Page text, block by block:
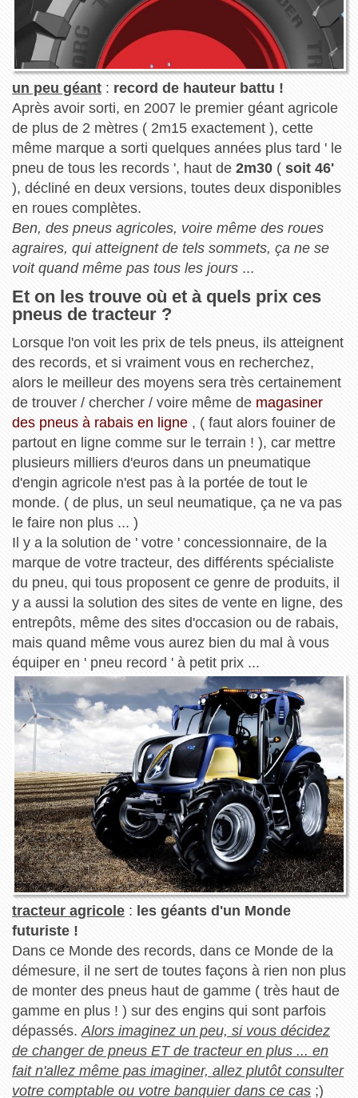
un peu géant: record de hauteur battu !
Après avoir sorti, en 2007 le premier géant agricole
de plus de 2 mètres ( 2m15 exactement ), cette
même marque a sorti quelques années plus tard ' le
pneu de tous les records ', haut de 2m30( soit 46'
), décliné en deux versions, toutes deux disponibles
en roues complètes.
Ben, des pneus agricoles, voire même des roues
agraires, qui atteignent de tels sommets, ça ne se
voit quand même pas tous les jours...
Et on les trouve où et à quels prix ces
pneus de tracteur ?
Lorsque l'on voit les prix de tels pneus, ils atteignent
des records, et si vraiment vous en recherchez,
alors le meilleur des moyens sera très certainement
de trouver / chercher / voire même de magasiner
des pneus à rabais en ligne, ( faut alors fouiner de
partout en ligne comme sur le terrain ! ), car mettre
plusieurs milliers d'euros dans un pneumatique
d'engin agricole n'est pas à la portée de tout le
monde. ( de plus, un seul neumatique, ça ne va pas
le faire non plus ... )
Il y a la solution de ' votre ' concessionnaire, de la
marque de votre tracteur, des différents spécialiste
du pneu, qui tous proposent ce genre de produits, il
y a aussi la solution des sites de vente en ligne, des
entrepôts, même des sites d'occasion ou de rabais,
mais quand même vous aurez bien du mal à vous
équiper en ' pneu record ' à petit prix ...
tracteur agricole: les géants d'un Monde
futuriste !
Dans ce Monde des records, dans ce Monde de la
démesure, il ne sert de toutes façons à rien non plus
de monter des pneus haut de gamme ( très haut de
gamme en plus ! ) sur des engins qui sont parfois
dépassés.Alors imaginez un peu, si vous décidez
de changer de pneus ET de tracteur en plus ... en
fait n'allez même pas imaginer, allez plutôt consulter
votre comptable ou votre banquier dans ce cas;)